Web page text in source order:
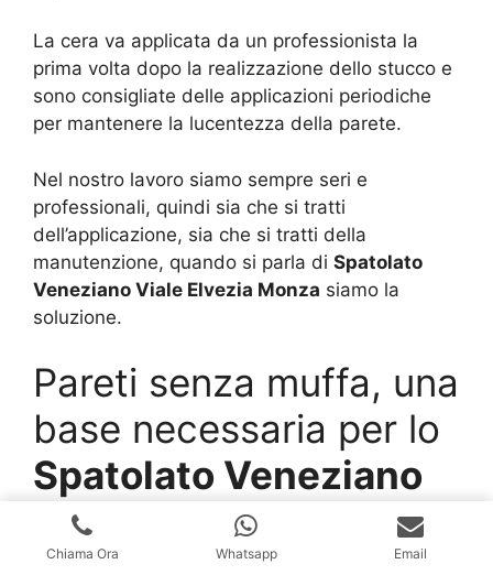
La cera va applicata da un professionista la
prima volta dopo la realizzazione dello stucco e
sono consigliate delle applicazioni periodiche
per mantenere la lucentezza della parete.
Nel nostro lavoro siamo sempre seri e
professionali, quindi sia che si tratti
dell’applicazione, sia che si tratti della
manutenzione, quando si parla di Spatolato
Veneziano Viale Elvezia Monza siamo la
soluzione.
Pareti senza muffa, una
base necessaria per lo
Spatolato Veneziano
Viale Elvezia Monza
Chiama Ora Whatsapp Email